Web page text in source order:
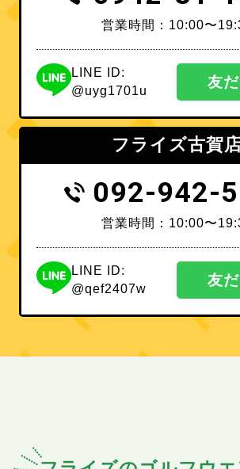
営業時間：10:00〜
LINE ID:
@uyg1701u
友
フライズ古賀
092-942-
営業時間：10:00〜
LINE ID:
@qef2407w
友